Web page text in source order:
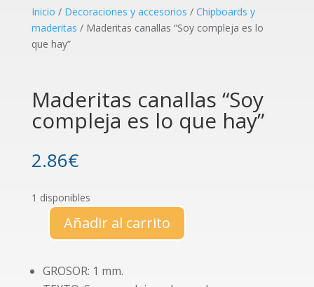
Inicio / Decoraciones y accesorios / Chipboards y
maderitas / Maderitas canallas “Soy compleja es lo
que hay”
Maderitas canallas “Soy
compleja es lo que hay”
2.86€
1 disponibles
Maderitas
compleja
Añadir al carrito
GROSOR: 1 mm.